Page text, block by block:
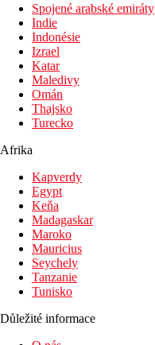
Spojené arabské emiráty
Indie
Indonésie
Izrael
Katar
Maledivy
Omán
Thajsko
Turecko
Afrika
Kapverdy
Egypt
Keňa
Madagaskar
Maroko
Mauricius
Seychely
Tanzanie
Tunisko
Důležité informace